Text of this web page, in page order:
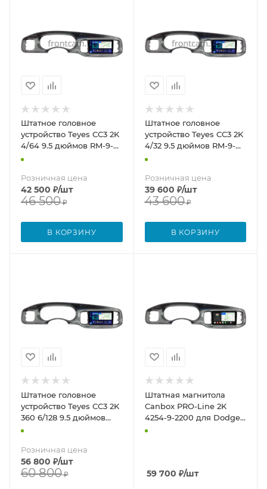
Штатное головное
устройство Teyes CC3 2K
4/64 9.5 дюймов RM-9-
2200 для Dodge Charger
серая) на Android 10
(4G-SIM, DSP, QLed)
Розничная цена
42 500 ₽/шт
46 500₽
В КОРЗИНУ
Штатное головное
устройство Teyes CC3 2K
4/32 9.5 дюймов RM-9-
2200 для Dodge Charger
серая) на Android 10
(4G-SIM, DSP, QLed)
Розничная цена
39 600 ₽/шт
43 600₽
В КОРЗИНУ
Штатное головное
устройство Teyes CC3 2K
360 6/128 9.5 дюймов
RM-9-2200 для Dodge
(глянцевая, серая) на
Android 10 (4G-SIM, DSP,
QLed)
Розничная цена
56 800 ₽/шт
60 800₽
Штатная магнитола
Canbox PRO-Line 2K
4254-9-2200 для Dodge
Charger 7 2010-2014
59 700 ₽/шт